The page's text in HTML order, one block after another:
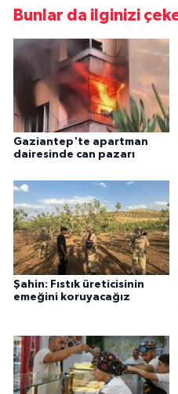
Bunlar da ilginizi
Gaziantep'te apartman
dairesinde can pazarı
Şahin: Fıstık üreticisinin
emeğini koruyacağız